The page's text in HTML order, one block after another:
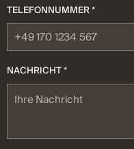
TELEFONNUMMER *
NACHRICHT *